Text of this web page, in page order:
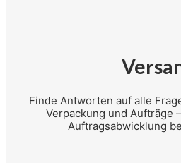
Finde Antworten auf alle
Verpackung und Aufträge
Auftragsabwicklung